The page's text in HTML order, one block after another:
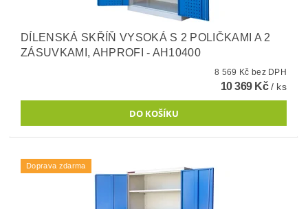
DÍLENSKÁ SKŘÍŇ VYSOKÁ S 2 POLIČKAMI A 2
ZÁSUVKAMI, AHPROFI - AH10400
8 569 Kč bez DPH
10 369 Kč/ ks
Doprava zdarma